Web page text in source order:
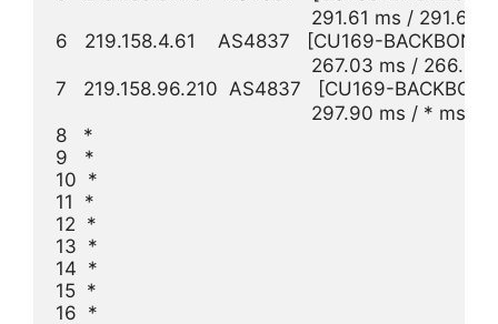
291.61 ms /
6   219.158.4.61    AS4837   [CU169-
267.03 ms /
7   219.158.96.210  AS4837   [CU169-
297.90 ms / * ms /
8   *
9   *
10  *
11  *
12  *
13  *
14  *
15  *
16  *